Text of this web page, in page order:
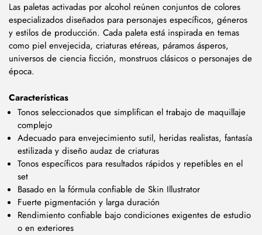
Las paletas activadas por alcohol reúnen conjuntos de colores
especializados diseñados para personajes específicos, géneros
y estilos de producción. Cada paleta está inspirada en temas
como piel envejecida, criaturas etéreas, páramos ásperos,
universos de ciencia ficción, monstruos clásicos o personajes de
época.
Características
Tonos seleccionados que simplifican el trabajo de maquillaje
complejo
Adecuado para envejecimiento sutil, heridas realistas, fantasía
estilizada y diseño audaz de criaturas
Tonos específicos para resultados rápidos y repetibles en el
set
Basado en la fórmula confiable de Skin Illustrator
Fuerte pigmentación y larga duración
Rendimiento confiable bajo condiciones exigentes de estudio
o en exteriores